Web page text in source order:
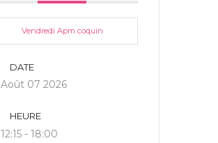
Vendredi Apm coquin
DATE
Août 07 2026
HEURE
12:15 - 18:00